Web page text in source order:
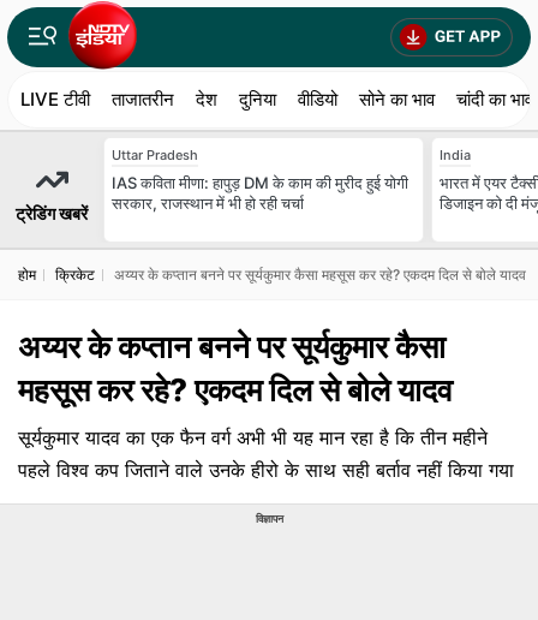
LIVE टीवी ताजातरीन देश दुनिया वीडियो सोने का भाव चांदी का भाव
ट्रेडिंग खबरें
Uttar Pradesh
IAS कविता मीणा: हापुड़ DM के काम की मुरीद हुई योगी
सरकार, राजस्थान में भी हो रही चर्चा
India
भारत में एयर
डिजाइन को दी
होम क्रिकेट अय्यर के कप्तान बनने पर सूर्यकुमार कैसा महसूस कर रहे? एकदम दिल से बोले यादव
अय्यर के कप्तान बनने पर सूर्यकुमार कैसा
महसूस कर रहे? एकदम दिल से बोले यादव
सूर्यकुमार यादव का एक फैन वर्ग अभी भी यह मान रहा है कि तीन महीने
पहले विश्व कप जिताने वाले उनके हीरो के साथ सही बर्ताव नहीं किया गया
विज्ञापन